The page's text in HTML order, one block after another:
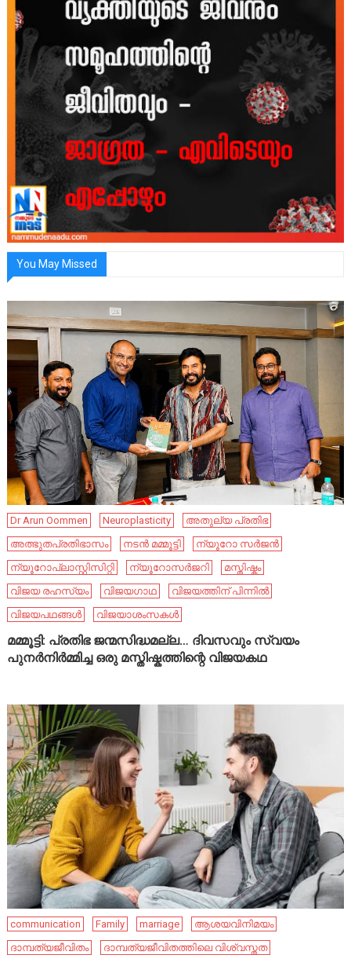
You May Missed
Dr Arun Oommen Neuroplasticity
അതുല്യ പ്രതിഭ
അത്ഭുതപ്രതിഭാസം
നടൻ മമ്മൂട്ടി
ന്യൂറോ സർജൻ
ന്യൂറോപ്ലാസ്റ്റിസിറ്റി
ന്യൂറോസർജറി
മസ്തിഷ്കം
വിജയ രഹസ്യം
വിജയഗാഥ
വിജയത്തിന് പിന്നിൽ
വിജയപഥങ്ങൾ
വിജയാശംസകൾ
മമ്മൂട്ടി: പ്രതിഭ ജന്മസിദ്ധമല്ല… ദിവസവും സ്വയം
പുനർനിർമ്മിച്ച ഒരു മസ്തിഷ്കത്തിന്റെ വിജയകഥ
communication Family marriage
ആശയവിനിമയം
ദാമ്പത്യജീവിതം
ദാമ്പത്യജീവിതത്തിലെ വിശ്വസ്തത